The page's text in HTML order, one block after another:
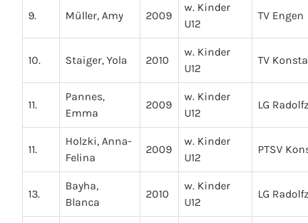
9. Müller, Amy 2009
w. Kinder
U12
TV Engen
10. Staiger, Yola 2010
w. Kinder
U12
TV
11.
Pannes,
Emma
2009
w. Kinder
U12
LG
11.
Holzki, Anna-
Felina
2009
w. Kinder
U12
PTSV
13.
Bayha,
Blanca
2010
w. Kinder
U12
LG